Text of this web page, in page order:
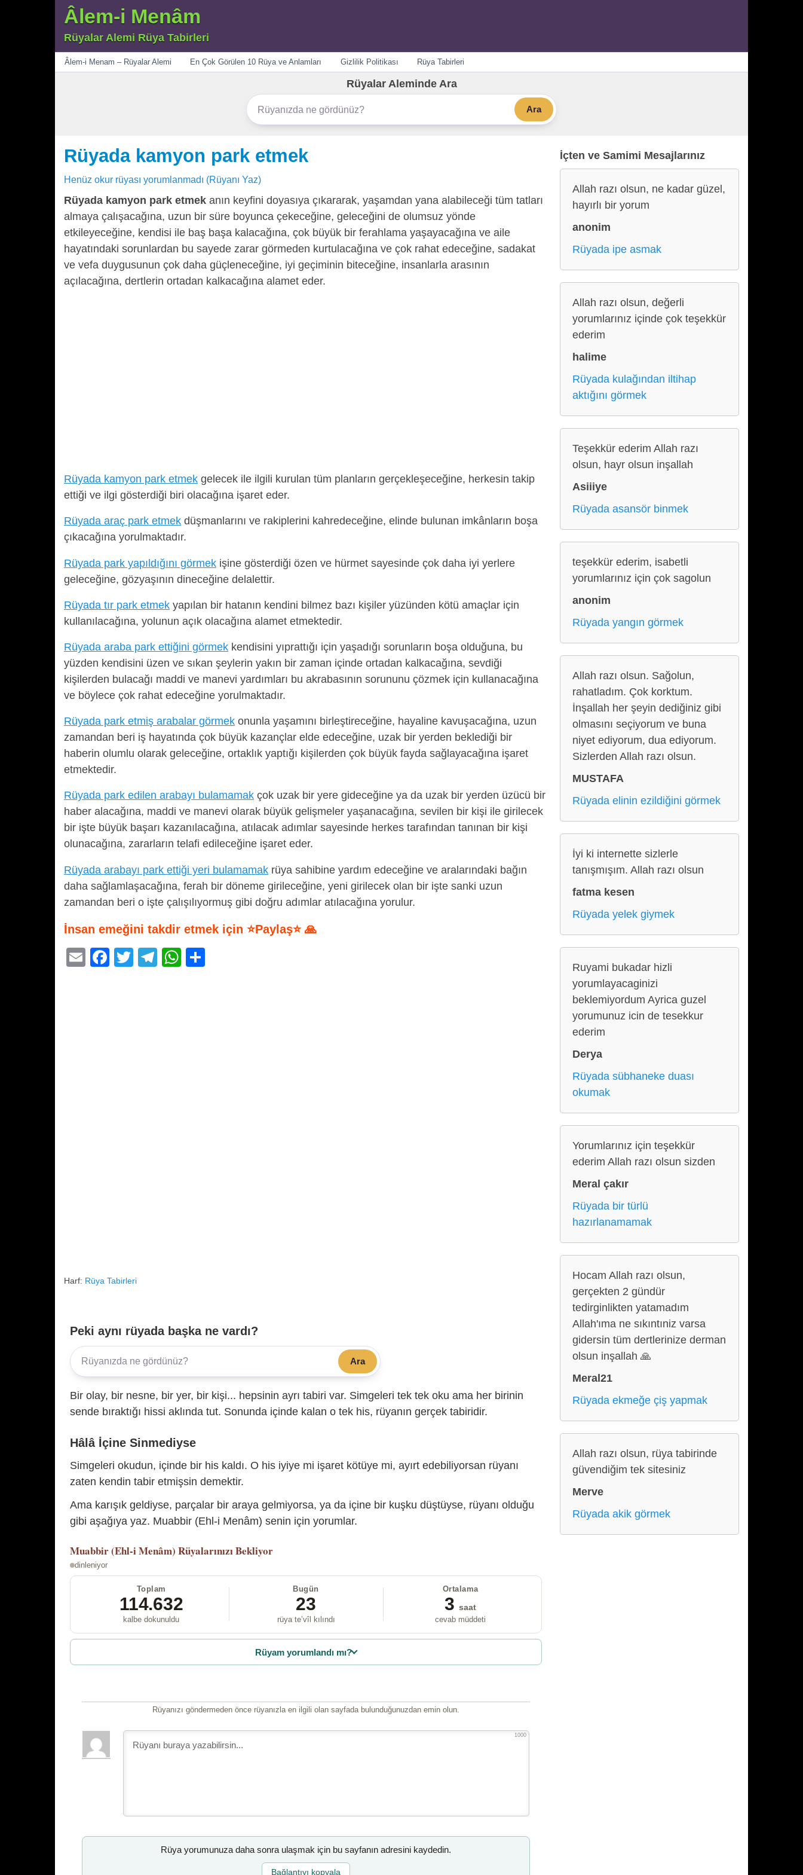
Âlem-i Menâm
Rüyalar Alemi Rüya Tabirleri
Menü
Âlem-i Menam – Rüyalar Alemi En Çok Görülen 10 Rüya ve Anlamları Gizlilik Politikası Rüya Tabirleri
Rüyalar Aleminde Ara
Ara
Rüyada kamyon park etmek
Henüz okur rüyası yorumlanmadı (Rüyanı Yaz)
Rüyada kamyon park etmek anın keyfini doyasıya çıkararak, yaşamdan yana alabileceği tüm tatları
almaya çalışacağına, uzun bir süre boyunca çekeceğine, geleceğini de olumsuz yönde
etkileyeceğine, kendisi ile baş başa kalacağına, çok büyük bir ferahlama yaşayacağına ve aile
hayatındaki sorunlardan bu sayede zarar görmeden kurtulacağına ve çok rahat edeceğine, sadakat
ve vefa duygusunun çok daha güçleneceğine, iyi geçiminin biteceğine, insanlarla arasının
açılacağına, dertlerin ortadan kalkacağına alamet eder.
Rüyada kamyon park etmek gelecek ile ilgili kurulan tüm planların gerçekleşeceğine, herkesin takip
ettiği ve ilgi gösterdiği biri olacağına işaret eder.
Rüyada araç park etmek düşmanlarını ve rakiplerini kahredeceğine, elinde bulunan imkânların boşa
çıkacağına yorulmaktadır.
Rüyada park yapıldığını görmek işine gösterdiği özen ve hürmet sayesinde çok daha iyi yerlere
geleceğine, gözyaşının dineceğine delalettir.
Rüyada tır park etmek yapılan bir hatanın kendini bilmez bazı kişiler yüzünden kötü amaçlar için
kullanılacağına, yolunun açık olacağına alamet etmektedir.
Rüyada araba park ettiğini görmek kendisini yıprattığı için yaşadığı sorunların boşa olduğuna, bu
yüzden kendisini üzen ve sıkan şeylerin yakın bir zaman içinde ortadan kalkacağına, sevdiği
kişilerden bulacağı maddi ve manevi yardımları bu akrabasının sorununu çözmek için kullanacağına
ve böylece çok rahat edeceğine yorulmaktadır.
Rüyada park etmiş arabalar görmek onunla yaşamını birleştireceğine, hayaline kavuşacağına, uzun
zamandan beri iş hayatında çok büyük kazançlar elde edeceğine, uzak bir yerden beklediği bir
haberin olumlu olarak geleceğine, ortaklık yaptığı kişilerden çok büyük fayda sağlayacağına işaret
etmektedir.
Rüyada park edilen arabayı bulamamak çok uzak bir yere gideceğine ya da uzak bir yerden üzücü bir
haber alacağına, maddi ve manevi olarak büyük gelişmeler yaşanacağına, sevilen bir kişi ile girilecek
bir işte büyük başarı kazanılacağına, atılacak adımlar sayesinde herkes tarafından tanınan bir kişi
olunacağına, zararların telafi edileceğine işaret eder.
Rüyada arabayı park ettiği yeri bulamamak rüya sahibine yardım edeceğine ve aralarındaki bağın
daha sağlamlaşacağına, ferah bir döneme girileceğine, yeni girilecek olan bir işte sanki uzun
zamandan beri o işte çalışılıyormuş gibi doğru adımlar atılacağına yorulur.
İnsan emeğini takdir etmek için ⭐Paylaş⭐ 🙏
E
F
T
T
W
Harf: Rüya Tabirleri
Peki aynı rüyada başka ne vardı?
Ara
Bir olay, bir nesne, bir yer, bir kişi... hepsinin ayrı tabiri var. Simgeleri tek tek oku ama her birinin
sende bıraktığı hissi aklında tut. Sonunda içinde kalan o tek his, rüyanın gerçek tabiridir.
Hâlâ İçine Sinmediyse
Simgeleri okudun, içinde bir his kaldı. O his iyiye mi işaret kötüye mi, ayırt edebiliyorsan rüyanı
zaten kendin tabir etmişsin demektir.
Ama karışık geldiyse, parçalar bir araya gelmiyorsa, ya da içine bir kuşku düştüyse, rüyanı olduğu
gibi aşağıya yaz. Muabbir (Ehl-i Menâm) senin için yorumlar.
Muabbir (Ehl-i Menâm) Rüyalarınızı Bekliyor
dinleniyor
Toplam
114.632
kalbe dokunuldu
Bugün
23
rüya te’vîl kılındı
Ortalama
3 saat
cevab müddeti
Rüyam yorumlandı mı?
Rüyanızı göndermeden önce rüyanızla en ilgili olan sayfada bulunduğunuzdan emin olun.
1000
Rüya yorumunuza daha sonra ulaşmak için bu sayfanın adresini kaydedin.
Bağlantıyı kopyala
İçten ve Samimi Mesajlarınız
Allah razı olsun, ne kadar güzel,
hayırlı bir yorum
anonim
Rüyada ipe asmak
Allah razı olsun, değerli
yorumlarınız içinde çok teşekkür
ederim
halime
Rüyada kulağından iltihap
aktığını görmek
Teşekkür ederim Allah razı
olsun, hayr olsun inşallah
Asiiiye
Rüyada asansör binmek
teşekkür ederim, isabetli
yorumlarınız için çok sagolun
anonim
Rüyada yangın görmek
Allah razı olsun. Sağolun,
rahatladım. Çok korktum.
İnşallah her şeyin dediğiniz gibi
olmasını seçiyorum ve buna
niyet ediyorum, dua ediyorum.
Sizlerden Allah razı olsun.
MUSTAFA
Rüyada elinin ezildiğini görmek
İyi ki internette sizlerle
tanışmışım. Allah razı olsun
fatma kesen
Rüyada yelek giymek
Ruyami bukadar hizli
yorumlayacaginizi
beklemiyordum Ayrica guzel
yorumunuz icin de tesekkur
ederim
Derya
Rüyada sübhaneke duası
okumak
Yorumlarınız için teşekkür
ederim Allah razı olsun sizden
Meral çakır
Rüyada bir türlü
hazırlanamamak
Hocam Allah razı olsun,
gerçekten 2 gündür
tedirginlikten yatamadım
Allah'ıma ne sıkıntıniz varsa
gidersin tüm dertlerinize derman
olsun inşallah 🙏
Meral21
Rüyada ekmeğe çiş yapmak
Allah razı olsun, rüya tabirinde
güvendiğim tek sitesiniz
Merve
Rüyada akik görmek